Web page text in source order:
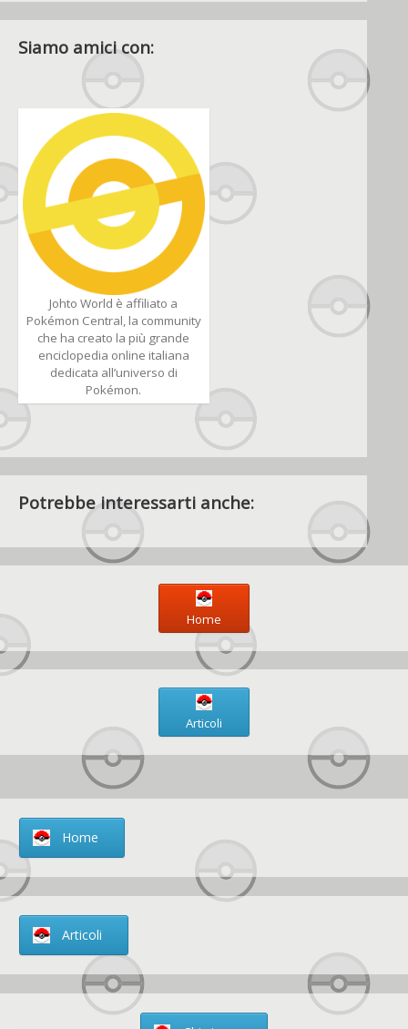
Siamo amici con:
Johto World è affiliato a
Pokémon Central, la community
che ha creato la più grande
enciclopedia online italiana
dedicata all’universo di
Pokémon.
Potrebbe interessarti anche:
Home
Articoli
Home
Articoli